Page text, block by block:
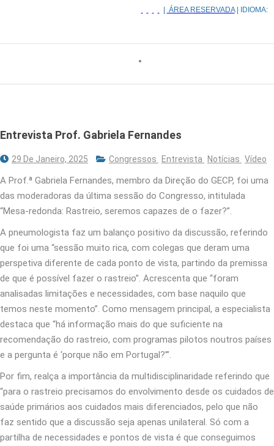
ÁREA RESERVADA| IDIOMA:
Entrevista Prof. Gabriela Fernandes
29 De Janeiro, 2025 Congressos Entrevista Notícias Vídeo
A Prof.ª Gabriela Fernandes, membro da Direção do GECP, foi uma
das moderadoras da última sessão do Congresso, intitulada
“Mesa-redonda: Rastreio, seremos capazes de o fazer?”.
A pneumologista faz um balanço positivo da discussão, referindo
que foi uma “sessão muito rica, com colegas que deram uma
perspetiva diferente de cada ponto de vista, partindo da premissa
de que é possível fazer o rastreio”. Acrescenta que “foram
analisadas limitações e necessidades, com base naquilo que
temos neste momento”. Como mensagem principal, a especialista
destaca que “há informação mais do que suficiente na
recomendação do rastreio, com programas pilotos noutros países
e a pergunta é ‘porque não em Portugal?'”.
Por fim, realça a importância da multidisciplinaridade referindo que
“para o rastreio precisamos do envolvimento desde os cuidados de
saúde primários aos cuidados mais diferenciados, pelo que não
faz sentido que a discussão seja apenas unilateral. Só com a
partilha de necessidades e pontos de vista é que conseguimos